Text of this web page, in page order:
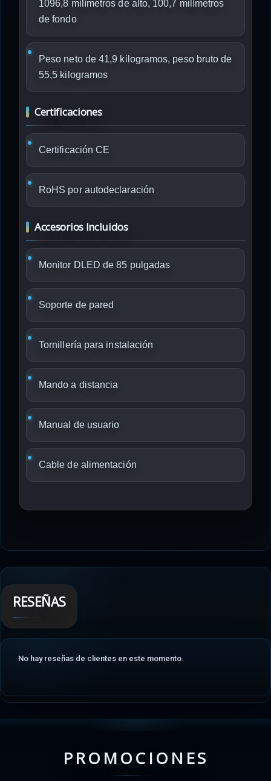
1096,8 milímetros de alto, 100,7 milímetros
de fondo
Peso neto de 41,9 kilogramos, peso bruto de
55,5 kilogramos
Certificaciones
Certificación CE
RoHS por autodeclaración
Accesorios Incluidos
Monitor DLED de 85 pulgadas
Soporte de pared
Tornillería para instalación
Mando a distancia
Manual de usuario
Cable de alimentación
RESEÑAS
No hay reseñas de clientes en este momento.
PROMOCIONES